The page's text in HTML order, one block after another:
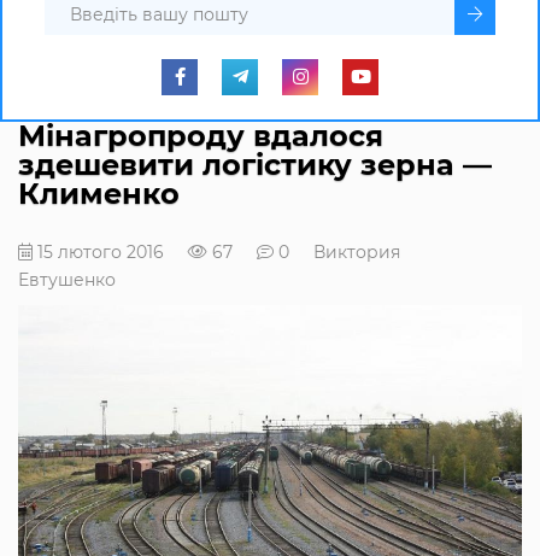
Мінагропроду вдалося
здешевити логістику зерна —
Клименко
15 лютого 2016 67 0
Виктория
Евтушенко